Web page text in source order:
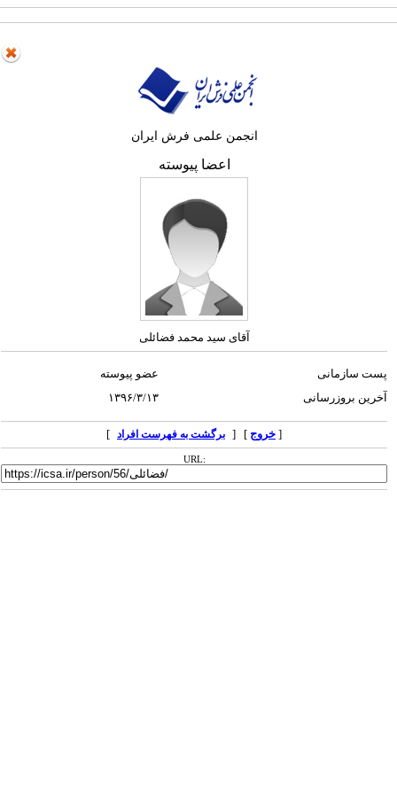
انجمن علمی فرش ایران
اعضا پیوسته
آقای سید محمد فضائلی
پست سازمانی
عضو پیوسته
آخرین بروزرسانی
۱۳۹۶/۳/۱۳
خروج] [ برگشت به فهرست افراد ]
URL: